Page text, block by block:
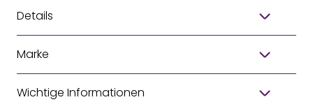
Details
Marke
Wichtige Informationen